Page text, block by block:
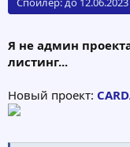
Я не админ
листинг...
Новый проект: